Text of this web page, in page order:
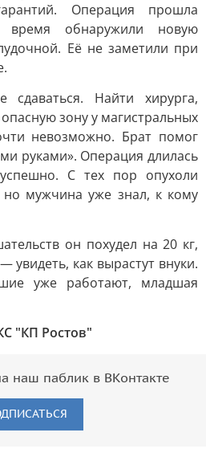
Операция прошла
обнаружили новую
Её не заметили при
сдаваться. Найти хирурга,
зону у магистральных
невозможно. Брат помог
руками». Операция длилась
С тех пор опухоли
мужчина уже знал, к кому
он похудел на 20 кг,
увидеть, как вырастут внуки.
уже работают, младшая
"КП Ростов"
наш паблик в ВКонтакте